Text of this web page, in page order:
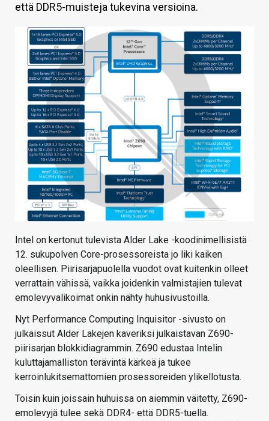
HINTA.FI
KAUPPA
VAIHDA TEEMA
HAKU
että DDR5-muisteja tukevina versioina.
Intel on kertonut tulevista Alder Lake -koodinimellisistä
12. sukupolven Core-prosessoreista jo liki kaiken
oleellisen. Piirisarjapuolella vuodot ovat kuitenkin olleet
verrattain vähissä, vaikka joidenkin valmistajien tulevat
emolevyvalikoimat onkin nähty huhusivustoilla.
Nyt Performance Computing Inquisitor -sivusto on
julkaissut Alder Lakejen kaveriksi julkaistavan Z690-
piirisarjan blokkidiagrammin. Z690 edustaa Intelin
kuluttajamalliston terävintä kärkeä ja tukee
kerroinlukitsemattomien prosessoreiden ylikellotusta.
Toisin kuin joissain huhuissa on aiemmin väitetty, Z690-
emolevyjä tulee sekä DDR4- että DDR5-tuella.